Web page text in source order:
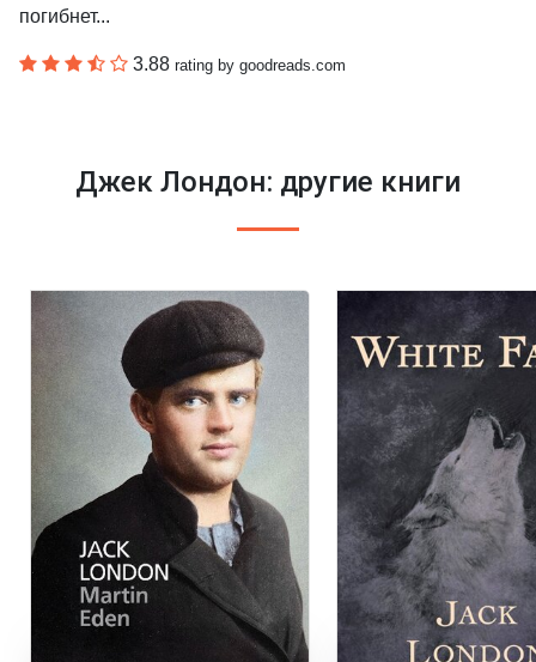
погибнет...
3.88 rating by goodreads.com
Джек Лондон: другие книги